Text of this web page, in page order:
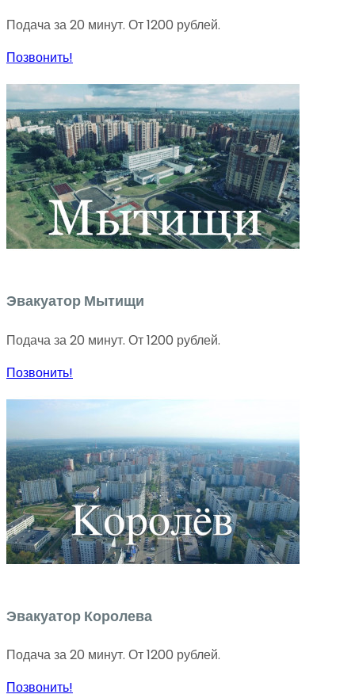
Подача за 20 минут. От 1200 рублей.
Позвонить!
Эвакуатор Мытищи
Подача за 20 минут. От 1200 рублей.
Позвонить!
Эвакуатор Королева
Подача за 20 минут. От 1200 рублей.
Позвонить!